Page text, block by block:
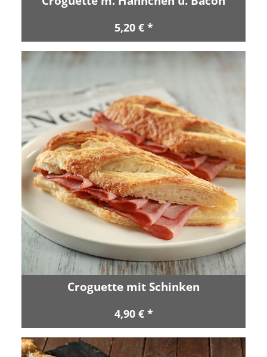
5,20 € *
Croguette mit Schinken
4,90 € *